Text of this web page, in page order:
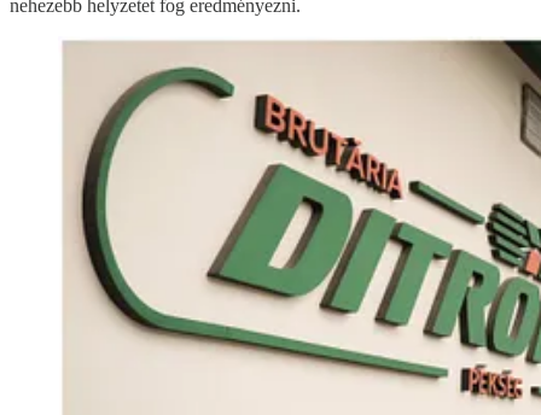
nehezebb helyzetet fog eredményezni.